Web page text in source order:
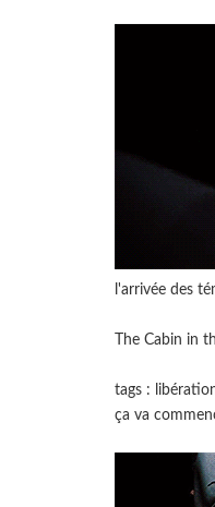
l'arrivée des
The Cabin in
tags :
ça va